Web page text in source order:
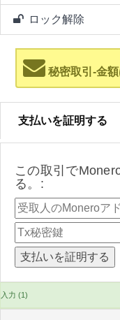
ロック解除
秘密取引-金
支払いを証明する
この取引で
る。:
入力 (1)